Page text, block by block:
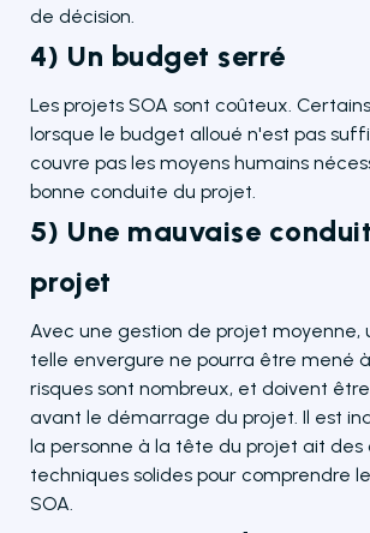
de décision.
4) Un budget serré
Les projets SOA sont coûteux.
lorsque le budget alloué n'est pas
couvre pas les moyens humains
bonne conduite du projet.
5) Une mauvaise
projet
Avec une gestion de projet moyenne,
telle envergure ne pourra être mené à
risques sont nombreux, et doivent
avant le démarrage du projet. Il est
la personne à la tête du projet ait
techniques solides pour comprendre
SOA.